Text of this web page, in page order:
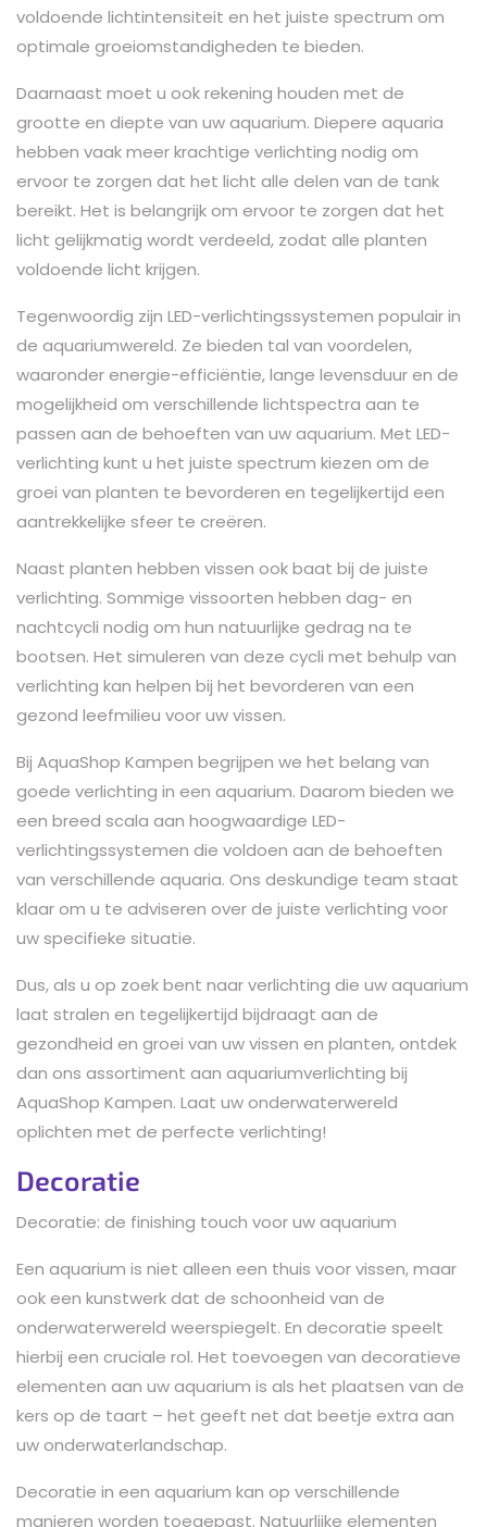
voldoende lichtintensiteit en het juiste spectrum om
optimale groeiomstandigheden te bieden.
Daarnaast moet u ook rekening houden met de
grootte en diepte van uw aquarium. Diepere aquaria
hebben vaak meer krachtige verlichting nodig om
ervoor te zorgen dat het licht alle delen van de tank
bereikt. Het is belangrijk om ervoor te zorgen dat het
licht gelijkmatig wordt verdeeld, zodat alle planten
voldoende licht krijgen.
Tegenwoordig zijn LED-verlichtingssystemen populair in
de aquariumwereld. Ze bieden tal van voordelen,
waaronder energie-efficiëntie, lange levensduur en de
mogelijkheid om verschillende lichtspectra aan te
passen aan de behoeften van uw aquarium. Met LED-
verlichting kunt u het juiste spectrum kiezen om de
groei van planten te bevorderen en tegelijkertijd een
aantrekkelijke sfeer te creëren.
Naast planten hebben vissen ook baat bij de juiste
verlichting. Sommige vissoorten hebben dag- en
nachtcycli nodig om hun natuurlijke gedrag na te
bootsen. Het simuleren van deze cycli met behulp van
verlichting kan helpen bij het bevorderen van een
gezond leefmilieu voor uw vissen.
Bij AquaShop Kampen begrijpen we het belang van
goede verlichting in een aquarium. Daarom bieden we
een breed scala aan hoogwaardige LED-
verlichtingssystemen die voldoen aan de behoeften
van verschillende aquaria. Ons deskundige team staat
klaar om u te adviseren over de juiste verlichting voor
uw specifieke situatie.
Dus, als u op zoek bent naar verlichting die uw aquarium
laat stralen en tegelijkertijd bijdraagt ​​aan de
gezondheid en groei van uw vissen en planten, ontdek
dan ons assortiment aan aquariumverlichting bij
AquaShop Kampen. Laat uw onderwaterwereld
oplichten met de perfecte verlichting!
Decoratie
Decoratie: de finishing touch voor uw aquarium
Een aquarium is niet alleen een thuis voor vissen, maar
ook een kunstwerk dat de schoonheid van de
onderwaterwereld weerspiegelt. En decoratie speelt
hierbij een cruciale rol. Het toevoegen van decoratieve
elementen aan uw aquarium is als het plaatsen van de
kers op de taart – het geeft net dat beetje extra aan
uw onderwaterlandschap.
Decoratie in een aquarium kan op verschillende
manieren worden toegepast. Natuurlijke elementen